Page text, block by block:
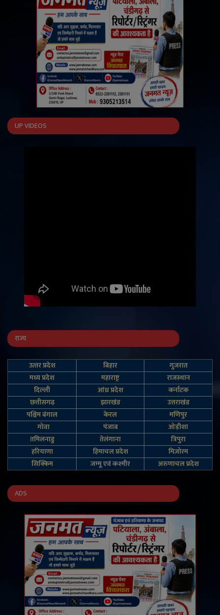
UP VIDEOS
राज्य
उत्‍तर प्रदेश बिहार
गुजरात
मध्य प्रदेश
महाराष्ट्र
राजस्थान
दिल्‍ली
आंध्र प्रदेश
कर्नाटक
छत्तीसगढ़
झारखंड
उत्तराखंड
पश्चिम बंगाल
केरल
मणिपुर
गोवा
पंजाब
ओड़ीशा
तमिलनाडु
तेलंगाना
त्रिपुरा
हरियाणा
हिमाचल प्रदेश
मिज़ोरम
सिक्किम
जम्‍मू एवं कश्‍मीर अरुणाचल प्रदेश
ADS